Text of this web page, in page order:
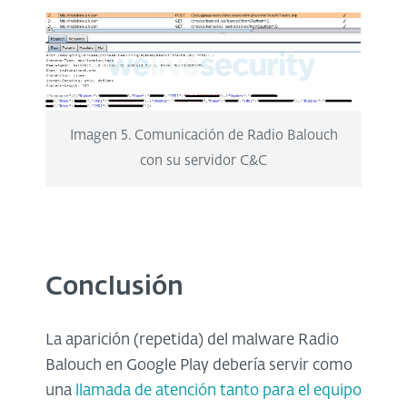
Imagen 5. Comunicación de Radio Balouch
con su servidor C&C
Conclusión
La aparición (repetida) del malware Radio
Balouch en Google Play debería servir como
una
llamada de atención tanto para el equipo